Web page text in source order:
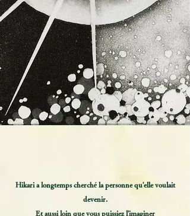
Hikari a longtemps cherché la personne qu'elle voulait
devenir.
Et aussi loin que vous puissiez l'imaginer